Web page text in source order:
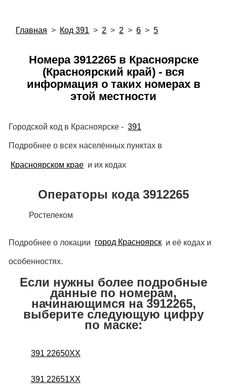
Главная > Код 391 > 2 > 2 > 6 > 5
Номера 3912265 в Красноярске
(Красноярский край) - вся
информация о таких номерах в
этой местности
Городской код в Красноярске - 391
Подробнее о всех населённых пунктах в
Красноярском крае и их кодах
Операторы кода 3912265
Ростелеком
Подробнее о локации город Красноярск и её кодах и
особенностях.
Если нужны более подробные
данные по номерам,
начинающимся на 3912265,
выберите следующую цифру
по маске:
391 22650XX
391 22651XX